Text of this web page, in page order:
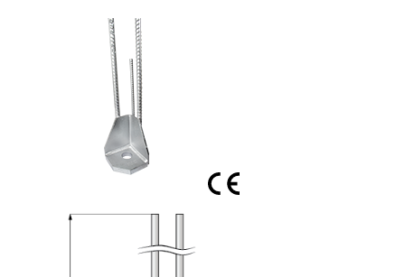
Ved å kombinere NEO-PF med innstøpte fundamentbolter,
NEO-GSK eller NEO-GSL, oppnås en robust forbindelse som
overfører strekk-, trykk- og skjærkrefter i konstruksjonen.
Dette gjør at forbindelsen kan ta opp laster allerede under
montasjefasen og bidrar til en rask og sikker byggeprosess.